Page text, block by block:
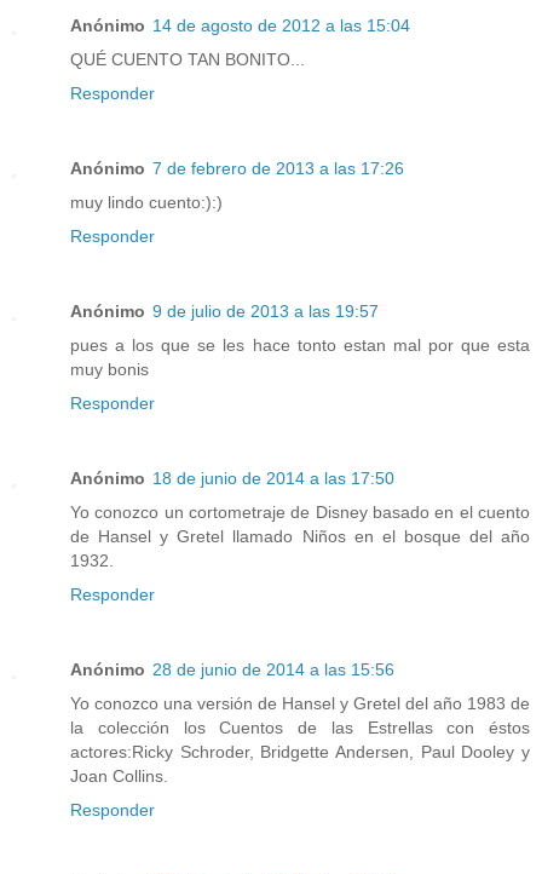
Anónimo 14 de agosto de 2012 a las 15:04
QUÉ CUENTO TAN BONITO...
Responder
Anónimo 7 de febrero de 2013 a las 17:26
muy lindo cuento:):)
Responder
Anónimo 9 de julio de 2013 a las 19:57
pues a los que se les hace tonto estan mal por que esta
muy bonis
Responder
Anónimo 18 de junio de 2014 a las 17:50
Yo conozco un cortometraje de Disney basado en el cuento
de Hansel y Gretel llamado Niños en el bosque del año
1932.
Responder
Anónimo 28 de junio de 2014 a las 15:56
Yo conozco una versión de Hansel y Gretel del año 1983 de
la colección los Cuentos de las Estrellas con éstos
actores:Ricky Schroder, Bridgette Andersen, Paul Dooley y
Joan Collins.
Responder